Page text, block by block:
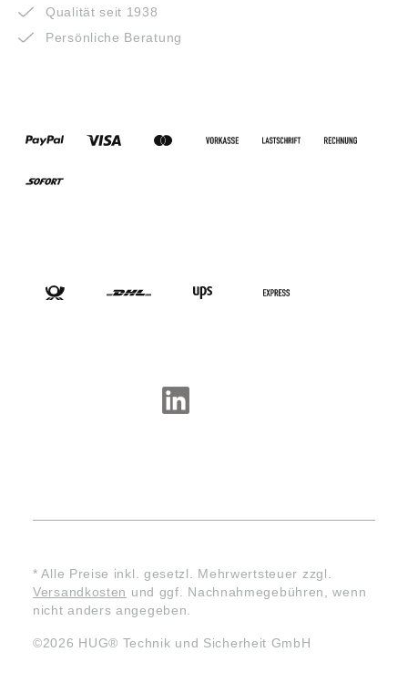
Qualität seit 1938
Persönliche Beratung
* Alle Preise inkl. gesetzl. Mehrwertsteuer zzgl.
Versandkosten und ggf. Nachnahmegebühren, wenn
nicht anders angegeben.
©2026 HUG® Technik und Sicherheit GmbH